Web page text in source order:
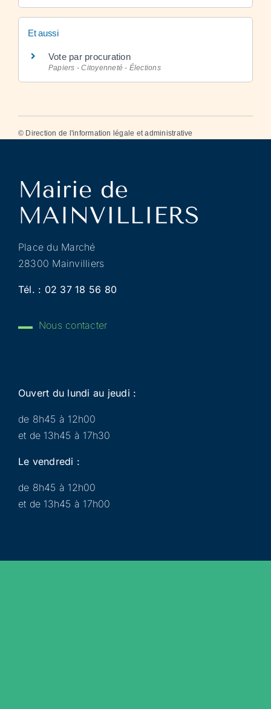
Et aussi
Vote par procuration
Papiers - Citoyenneté - Élections
© Direction de l'information légale et administrative
Place du Marché
28300 Mainvilliers
Tél. : 02 37 18 56 80
Nous contacter
Ouvert du lundi au jeudi :
de 8h45 à 12h00
et de 13h45 à 17h30
Le vendredi :
de 8h45 à 12h00
et de 13h45 à 17h00